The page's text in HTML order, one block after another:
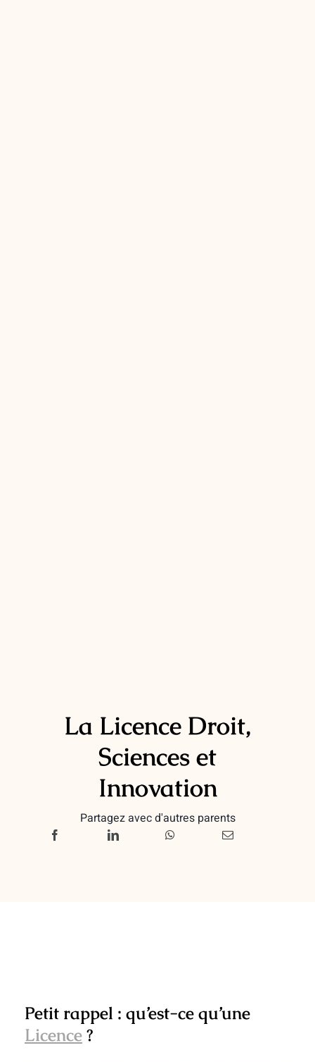
La Licence Droit,
Sciences et
Innovation
Partagez avec d'autres parents
Petit rappel : qu’est-ce qu’une
Licence?